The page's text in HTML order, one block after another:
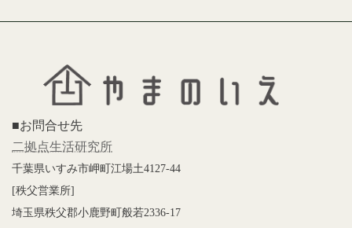
■お問合せ先
二拠点生活研究所
千葉県いすみ市岬町江場土4127-44
[秩父営業所]
埼玉県秩父郡小鹿野町般若2336-17